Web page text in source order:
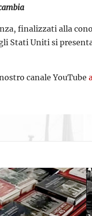
finalizzati alla
Stati Uniti si
canale YouTube